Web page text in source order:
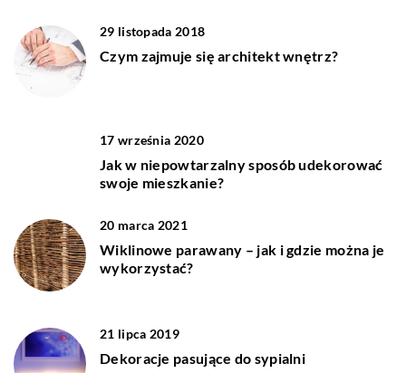
29 listopada 2018
Czym zajmuje się architekt wnętrz?
17 września 2020
Jak w niepowtarzalny sposób udekorować
swoje mieszkanie?
20 marca 2021
Wiklinowe parawany – jak i gdzie można je
wykorzystać?
21 lipca 2019
Dekoracje pasujące do sypialni